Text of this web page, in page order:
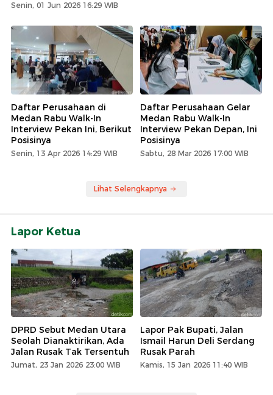
Senin, 01 Jun 2026 16:29 WIB
Daftar Perusahaan di
Medan Rabu Walk-In
Interview Pekan Ini, Berikut
Posisinya
Senin, 13 Apr 2026 14:29 WIB
Daftar Perusahaan Gelar
Medan Rabu Walk-In
Interview Pekan Depan, Ini
Posisinya
Sabtu, 28 Mar 2026 17:00 WIB
Lihat Selengkapnya
Lapor Ketua
DPRD Sebut Medan Utara
Seolah Dianaktirikan, Ada
Jalan Rusak Tak Tersentuh
Jumat, 23 Jan 2026 23:00 WIB
Lapor Pak Bupati, Jalan
Ismail Harun Deli Serdang
Rusak Parah
Kamis, 15 Jan 2026 11:40 WIB